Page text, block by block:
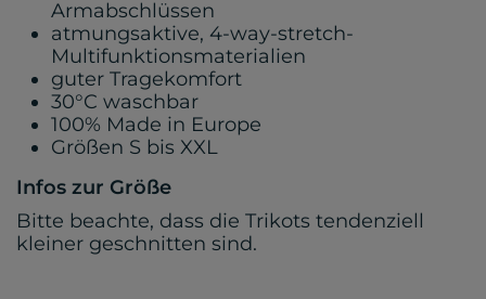
Armabschlüssen
atmungsaktive, 4-way-stretch-
Multifunktionsmaterialien
guter Tragekomfort
30°C waschbar
100% Made in Europe
Größen S bis XXL
Infos zur Größe
Bitte beachte, dass die Trikots tendenziell
kleiner geschnitten sind.